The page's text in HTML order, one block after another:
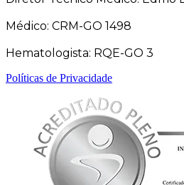
Médico: CRM-GO 1498
Hematologista: RQE-GO 3
Políticas de Privacidade